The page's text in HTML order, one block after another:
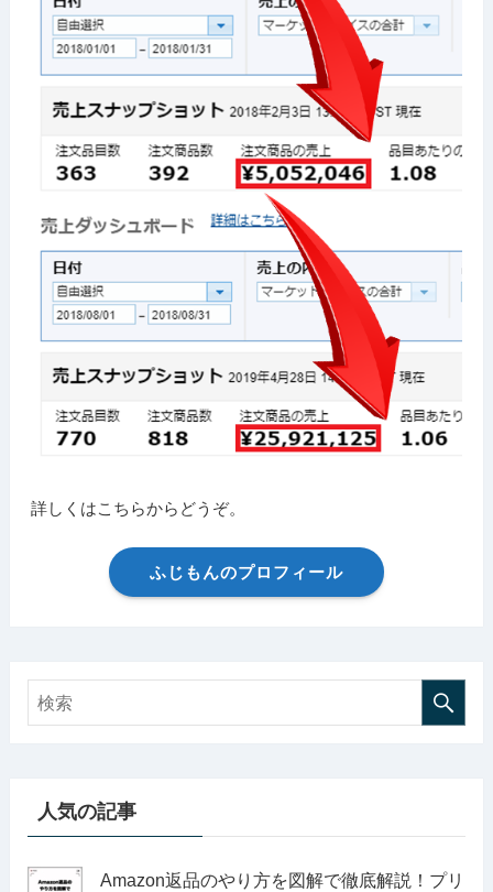
詳しくはこちらからどうぞ。
ふじもんのプロフィール
人気の記事
Amazon返品のやり方を図解で徹底解説！プリ